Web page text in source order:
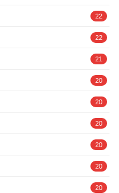
22
22
21
20
20
20
20
20
20